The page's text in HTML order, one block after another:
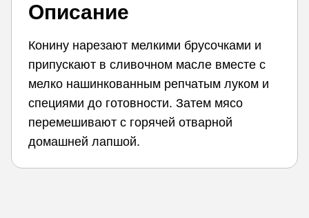
Описание
Конину нарезают мелкими брусочками и
припускают в сливочном масле вместе с
мелко нашинкованным репчатым луком и
специями до готовности. Затем мясо
перемешивают с горячей отварной
домашней лапшой.